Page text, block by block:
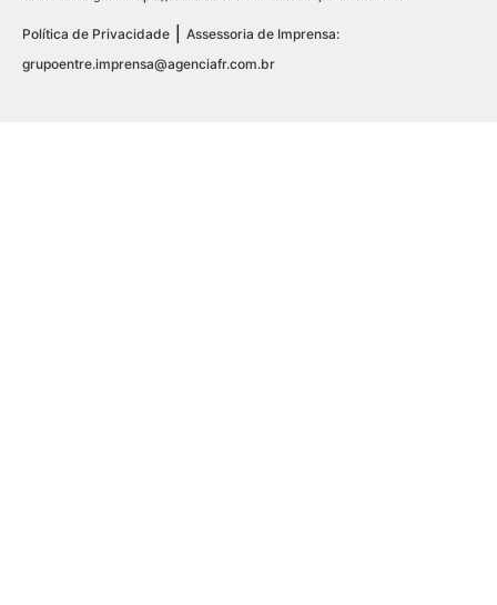
Política de Privacidade | Assessoria de Imprensa:
grupoentre.imprensa@agenciafr.com.br